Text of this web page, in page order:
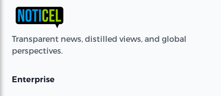
Transparent news, distilled views, and global
perspectives.
Enterprise